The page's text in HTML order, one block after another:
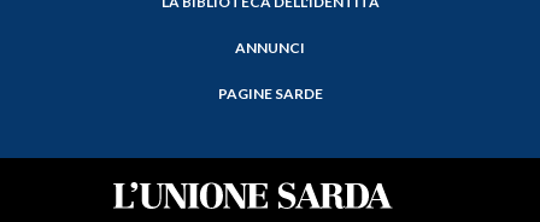
ANNUNCI
PAGINE SARDE